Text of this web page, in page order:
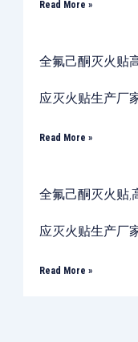
Read More »
全氟己酮灭火贴
应灭火贴生产厂
Read More »
全氟己酮灭火贴,
应灭火贴生产厂
Read More »